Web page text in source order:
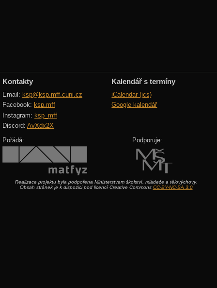
Kontakty
Email: ksp@ksp.mff.cuni.cz
Facebook: ksp.mff
Instagram: ksp_mff
Discord: AvXdx2X
Kalendář s termíny
iCalendar (ics)
Google kalendář
Pořádá: Podporuje:
Realizace projektu byla podpořena Ministerstvem školství, mládeže a tělovýchovy.
Obsah stránek je k dispozici pod licencí Creative Commons CC-BY-NC-SA 3.0